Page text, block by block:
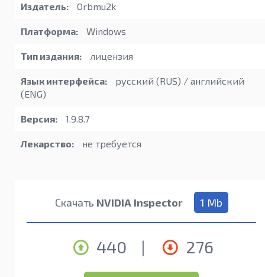
Издатель: Orbmu2k
Платформа: Windows
Тип издания: лицензия
Язык интерфейса:
русский (RUS) / английский
(ENG)
Версия: 1.9.8.7
Лекарство: не требуется
Скачать NVIDIA Inspector 1 Mb
440 | 276